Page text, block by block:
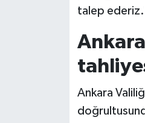
talep
Ankara